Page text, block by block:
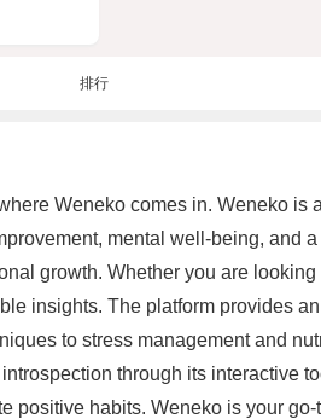
排行
Weneko comes in. Weneko is
mental well-being, and
growth. Whether you are looking
insights. The platform provides
to stress management and
through its interactive
positive habits. Weneko is your go-